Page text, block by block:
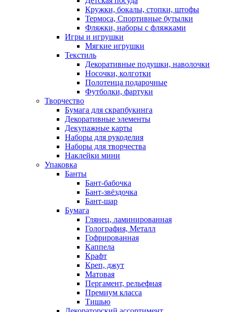
Кружки, бокалы, стопки, штофы
Термоса, Спортивные бутылки
Фляжки, наборы с фляжками
Игры и игрушки
Мягкие игрушки
Текстиль
Декоративные подушки, наволочки
Носочки, колготки
Полотенца подарочные
Футболки, фартуки
Творчество
Бумага для скрапбукинга
Декоративные элементы
Декупажные карты
Наборы для рукоделия
Наборы для творчества
Наклейки мини
Упаковка
Банты
Бант-бабочка
Бант-звёздочка
Бант-шар
Бумага
Глянец, ламинированная
Голография, Металл
Гофрированная
Каппела
Крафт
Креп, джут
Матовая
Пергамент, рельефная
Премиум класса
Тишью